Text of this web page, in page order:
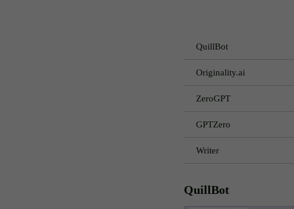
QuillBot
Originality.ai
ZeroGPT
GPTZero
Writer
QuillBot